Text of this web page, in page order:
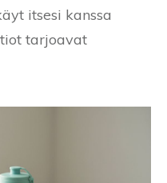
itsesi kanssa
tarjoavat